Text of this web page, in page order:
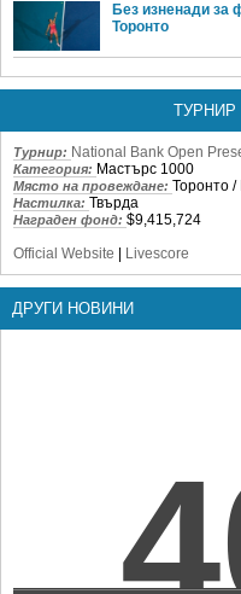
Без изненади за
Торонто
Турнир: National Bank Open
Категория: Мастърс 1000
Място на провеждане: Торонто
Настилка: Твърда
Награден фонд: $9,415,724
Official Website | Livescore
ДРУГИ НОВИНИ